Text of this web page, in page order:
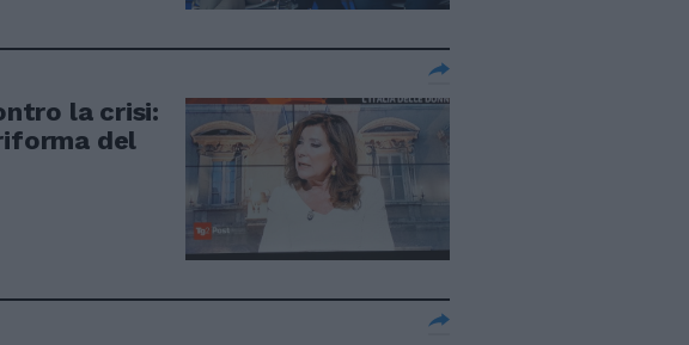
la crisi:
del